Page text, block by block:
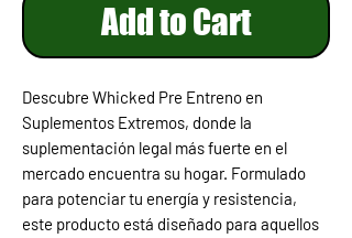
Add to Cart
Descubre Whicked Pre Entreno en
Suplementos Extremos, donde la
suplementación legal más fuerte en el
mercado encuentra su hogar. Formulado
para potenciar tu energía y resistencia,
este producto está diseñado para aquellos